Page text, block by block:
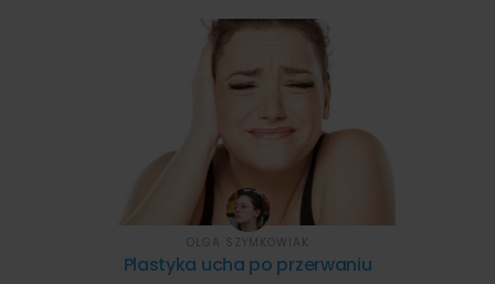
Plastyka ucha po przerwaniu
OLGA SZYMKOWIAK